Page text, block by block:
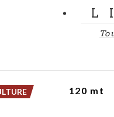
120 mt